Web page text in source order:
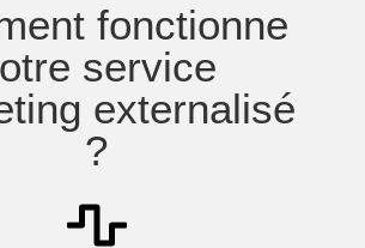
fonctionne
service
externalisé
?